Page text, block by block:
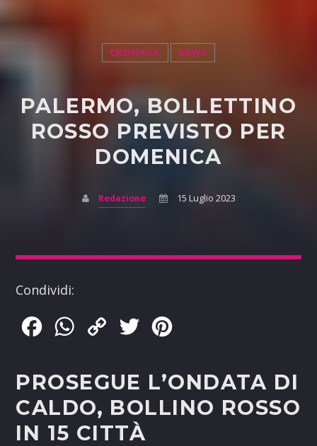
CRONACA NEWS
PALERMO, BOLLETTINO
ROSSO PREVISTO PER
DOMENICA
Redazione 15 Luglio 2023
Condividi:
FacebookWhatsApp
Copy
Twitter
PROSEGUE L’ONDATA DI
CALDO, BOLLINO ROSSO
IN 15 CITTÀ